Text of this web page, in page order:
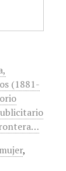
(1881-
,